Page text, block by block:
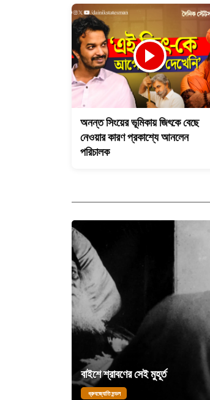
অনন্ত সিংয়ের ভূমিকায় জিৎকে বেছে
নেওয়ার কারণ প্রকাশ্যে আনলেন
পরিচালক
বাইশে শ্রাবণের সেই মুহূর্ত
ধ্রুবজ্যোতি মন্ডল